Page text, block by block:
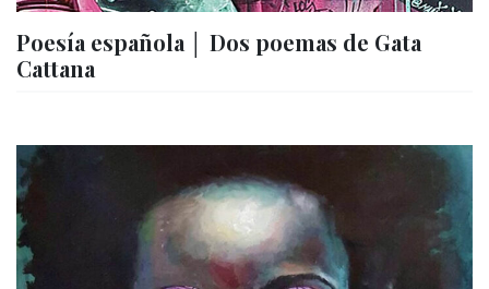
Poesía española │ Dos poemas de Gata
Cattana